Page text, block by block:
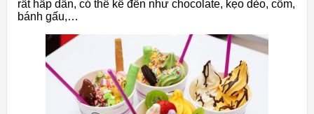
rất hấp dẫn, có thể kể đến như chocolate, kẹo dẻo, cốm,
bánh gấu,…